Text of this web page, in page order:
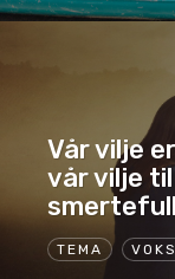
TEMA
Vår vilje
vår vilje